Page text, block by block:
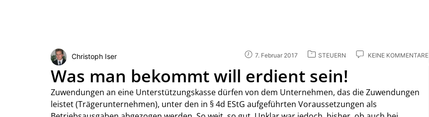
Christoph Iser 7. Februar 2017 STEUERN KEINE KOMMENTARE
Was man bekommt will erdient sein!
Zuwendungen an eine Unterstützungskasse dürfen von dem Unternehmen, das die Zuwendungen
leistet (Trägerunternehmen), unter den in § 4d EStG aufgeführten Voraussetzungen als